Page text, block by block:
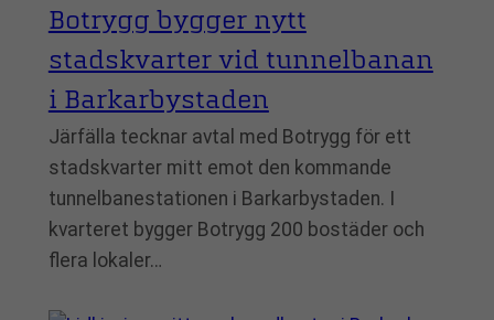
Botrygg bygger nytt
stadskvarter vid tunnelbanan
i Barkarbystaden
Järfälla tecknar avtal med Botrygg för ett
stadskvarter mitt emot den kommande
tunnelbanestationen i Barkarbystaden. I
kvarteret bygger Botrygg 200 bostäder och
flera lokaler…